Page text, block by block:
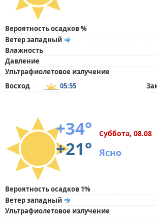
Вероятность осадков %
Ветер западный
Влажность
Давление
Ультрафиолетовое излучение
Восход
05:55
+34°
+21°
Суббота, 08.08
Ясно
Вероятность осадков 1%
Ветер западный
Ультрафиолетовое излучение